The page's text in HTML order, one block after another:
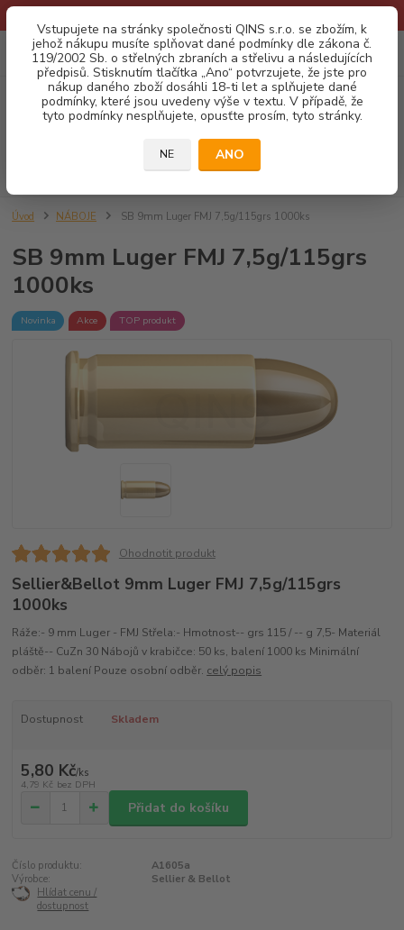
Vstupujete na stránky společnosti QINS s.r.o. se zbožím, k
jehož nákupu musíte splňovat dané podmínky dle zákona č.
119/2002 Sb. o střelných zbraních a střelivu a následujících
předpisů. Stisknutím tlačítka „Ano“ potvrzujete, že jste pro
nákup daného zboží dosáhli 18-ti let a splňujete dané
podmínky, které jsou uvedeny výše v textu. V případě, že
tyto podmínky nesplňujete, opusťte prosím, tyto stránky.
NE ANO
Menu
CZK 0
za0,00 Kč
Úvod NÁBOJE SB 9mm Luger FMJ 7,5g/115grs 1000ks
SB 9mm Luger FMJ 7,5g/115grs
1000ks
Novinka Akce TOP produkt
Ohodnotit produkt
Sellier&Bellot 9mm Luger FMJ 7,5g/115grs
1000ks
Ráže:- 9 mm Luger - FMJ Střela:- Hmotnost-- grs 115 / -- g 7,5- Materiál
pláště-- CuZn 30 Nábojů v krabičce: 50 ks, balení 1000 ks Minimální
odběr: 1 balení Pouze osobní odběr. celý popis
Dostupnost Skladem
5,80 Kč/ks
4,79 Kč bez DPH
Přidat do košíku
Číslo produktu:
A1605a
Výrobce:
Sellier & Bellot
Hlídat cenu /
dostupnost